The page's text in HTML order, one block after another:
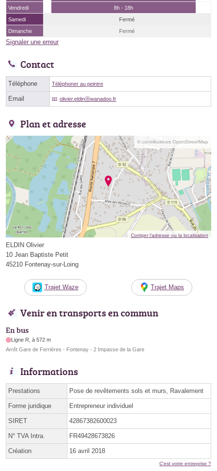
Vendredi
8h - 18h
Samedi
Fermé
Dimanche
Fermé
Signaler une erreur
Contact
Téléphone Téléphoner au peintre
Email olivier.eldinⓐwanadoo.fr
Plan et adresse
© contributeurs OpenStreetMap
Corriger l’adresse ou la localisation
ELDIN Olivier
10 Jean Baptiste Petit
45210 Fontenay-sur-Loing
Trajet Waze Trajet Maps
Venir en transports en commun
En bus
Ligne R, à 572 m
Arrêt Gare de Ferrières - Fontenay - 2 Impasse de la Gare
Informations
Prestations Pose de revêtements sols et murs, Ravalement
Forme juridique Entrepreneur individuel
SIRET 42867382600023
N° TVA Intra. FR49428673826
Création 16 avril 2018
C'est votre entreprise ?